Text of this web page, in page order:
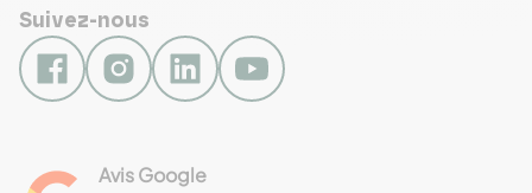
Suivez-nous
Avis Google